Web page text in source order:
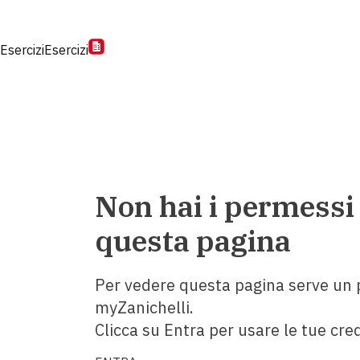
EserciziEsercizi
Non hai i
questa pagina
Per vedere questa pagina serve un
myZanichelli.
Clicca su Entra per usare le tue